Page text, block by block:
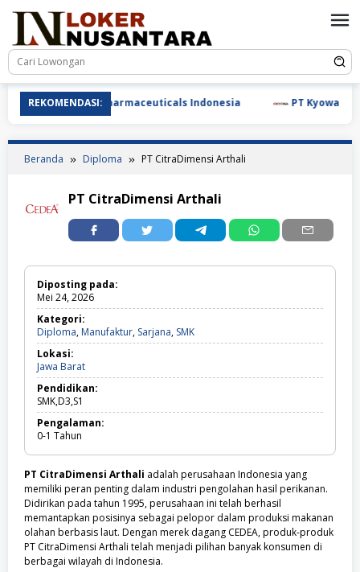
REKOMENDASI:
PT Biotis Pharmaceuticals Indonesia PT Kyowa
Beranda Diploma PT CitraDimensi Arthali
PT CitraDimensi Arthali
Diposting pada:
Mei 24, 2026
Kategori:
Diploma, Manufaktur, Sarjana, SMKDiploma,
Manufaktur,
Lokasi:
Jawa BaratJawa
Barat
Pendidikan:
SMK,D3,S1
Pengalaman:
0-1 Tahun
PT CitraDimensi Arthali adalah perusahaan Indonesia yang
memiliki peran penting dalam industri pengolahan hasil perikanan.
Didirikan pada tahun 1995, perusahaan ini telah berhasil
memantapkan posisinya sebagai pelopor dalam produksi makanan
olahan berbasis laut. Dengan merek dagang CEDEA, produk-produk
PT CitraDimensi Arthali telah menjadi pilihan banyak konsumen di
berbagai wilayah di Indonesia.